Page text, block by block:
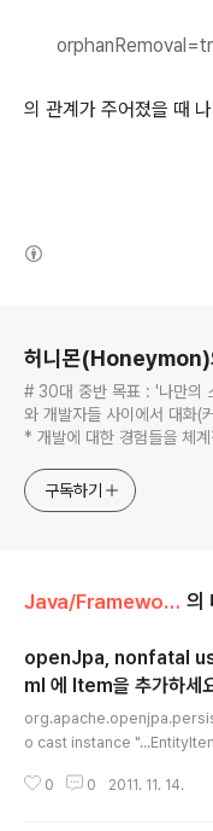
orphanRemoval=
의 관계가 주어졌을 때
허니몬
# 30대 중반 목표 : '나만의
와 개발자들 사이에서 대화(
* 개발에 대한 경험들을 체
누구나 들려봤을법한 그런
로그를 재편하려고 하는 중
구독하기
Java/Framework & Libs 의
openJpa, nonfatal
ml 에 Item을 추가하세
o cast instance
m@bbef5e8 at
0 0 2011. 11. 14.